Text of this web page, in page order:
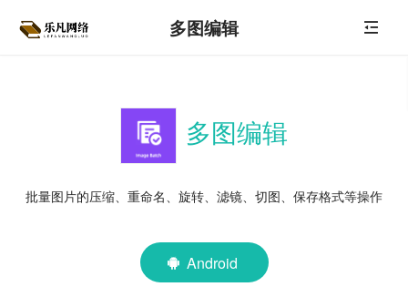
多图编辑
多图编辑
批量图片的压缩、重命名、旋转、滤镜、切图、保存格式等操作
 Android